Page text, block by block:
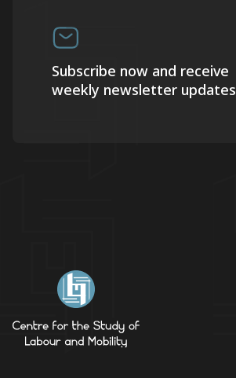
Subscribe now and receive
weekly newsletter updates